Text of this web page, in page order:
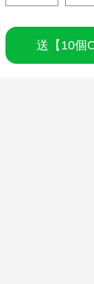
送【10個